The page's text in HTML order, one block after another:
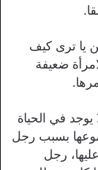
يا ترى كيف
ضعيفة
في الحياة
بسبب رجل
رجل